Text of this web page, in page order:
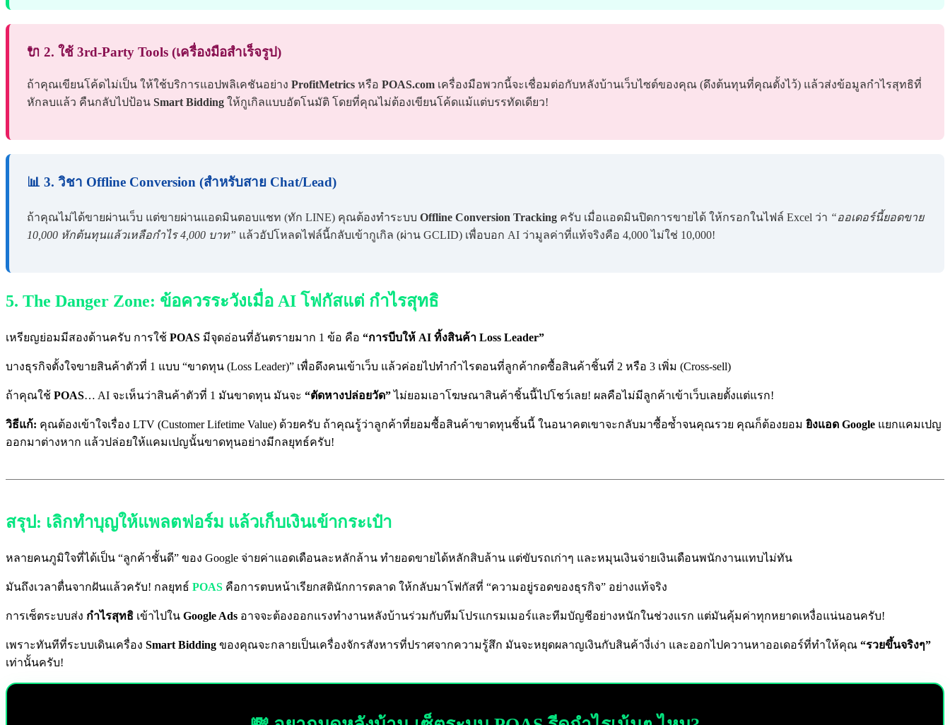
🔌 2. ใช้ 3rd-Party Tools (เครื่องมือสำเร็จรูป)
ถ้าคุณเขียนโค้ดไม่เป็น ให้ใช้บริการแอปพลิเคชันอย่าง ProfitMetrics หรือ POAS.com เครื่องมือพวกนี้จะเชื่อมต่อกับหลังบ้านเว็บไซต์ของคุณ (ดึงต้นทุนที่คุณตั้งไว้) แล้วส่งข้อมูลกำไรสุทธิที่
หักลบแล้ว คืนกลับไปป้อน Smart Bidding ให้กูเกิลแบบอัตโนมัติ โดยที่คุณไม่ต้องเขียนโค้ดแม้แต่บรรทัดเดียว!
📊 3. วิชา Offline Conversion (สำหรับสาย Chat/Lead)
ถ้าคุณไม่ได้ขายผ่านเว็บ แต่ขายผ่านแอดมินตอบแชท (ทัก LINE) คุณต้องทำระบบ Offline Conversion Tracking ครับ เมื่อแอดมินปิดการขายได้ ให้กรอกในไฟล์ Excel ว่า “ออเดอร์นี้ยอดขาย
10,000 หักต้นทุนแล้วเหลือกำไร 4,000 บาท” แล้วอัปโหลดไฟล์นี้กลับเข้ากูเกิล (ผ่าน GCLID) เพื่อบอก AI ว่ามูลค่าที่แท้จริงคือ 4,000 ไม่ใช่ 10,000!
5. The Danger Zone: ข้อควรระวังเมื่อ AI โฟกัสแต่ กำไรสุทธิ
เหรียญย่อมมีสองด้านครับ การใช้ POAS มีจุดอ่อนที่อันตรายมาก 1 ข้อ คือ “การบีบให้ AI ทิ้งสินค้า Loss Leader”
บางธุรกิจตั้งใจขายสินค้าตัวที่ 1 แบบ “ขาดทุน (Loss Leader)” เพื่อดึงคนเข้าเว็บ แล้วค่อยไปทำกำไรตอนที่ลูกค้ากดซื้อสินค้าชิ้นที่ 2 หรือ 3 เพิ่ม (Cross-sell)
ถ้าคุณใช้ POAS… AI จะเห็นว่าสินค้าตัวที่ 1 มันขาดทุน มันจะ “ตัดหางปล่อยวัด”ไม่ยอมเอาโฆษณาสินค้าชิ้นนี้ไปโชว์เลย! ผลคือไม่มีลูกค้าเข้าเว็บเลยตั้งแต่แรก!
วิธีแก้: คุณต้องเข้าใจเรื่อง LTV (Customer Lifetime Value) ด้วยครับ ถ้าคุณรู้ว่าลูกค้าที่ยอมซื้อสินค้าขาดทุนชิ้นนี้ ในอนาคตเขาจะกลับมาซื้อซ้ำจนคุณรวย คุณก็ต้องยอม ยิงแอด Google แยกแคมเปญ
ออกมาต่างหาก แล้วปล่อยให้แคมเปญนั้นขาดทุนอย่างมีกลยุทธ์ครับ!
สรุป: เลิกทำบุญให้แพลตฟอร์ม แล้วเก็บเงินเข้ากระเป๋า
หลายคนภูมิใจที่ได้เป็น “ลูกค้าชั้นดี” ของ Google จ่ายค่าแอดเดือนละหลักล้าน ทำยอดขายได้หลักสิบล้าน แต่ขับรถเก่าๆ และหมุนเงินจ่ายเงินเดือนพนักงานแทบไม่ทัน
มันถึงเวลาตื่นจากฝันแล้วครับ! กลยุทธ์ POAS คือการตบหน้าเรียกสตินักการตลาด ให้กลับมาโฟกัสที่ “ความอยู่รอดของธุรกิจ” อย่างแท้จริง
การเซ็ตระบบส่ง กำไรสุทธิ เข้าไปใน Google Ads อาจจะต้องออกแรงทำงานหลังบ้านร่วมกับทีมโปรแกรมเมอร์และทีมบัญชีอย่างหนักในช่วงแรก แต่มันคุ้มค่าทุกหยาดเหงื่อแน่นอนครับ!
เพราะทันทีที่ระบบเดินเครื่อง Smart Bidding ของคุณจะกลายเป็นเครื่องจักรสังหารที่ปราศจากความรู้สึก มันจะหยุดผลาญเงินกับสินค้างี่เง่า และออกไปควานหาออเดอร์ที่ทำให้คุณ “รวยขึ้นจริงๆ”
เท่านั้นครับ!